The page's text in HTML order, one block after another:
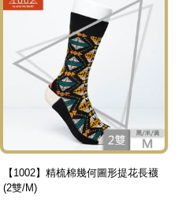
【1002】精梳棉幾何圖形提花長襪
(2雙/M)